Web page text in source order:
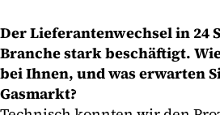
Der Lieferantenwechsel in 24
Branche stark beschäftigt.
bei Ihnen, und was erwarten
Gasmarkt?